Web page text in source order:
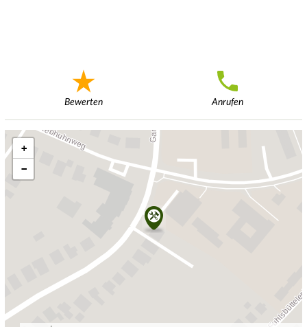
Bewerten Anrufen
+
−